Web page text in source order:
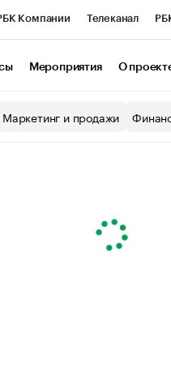
Компании Телеканал
Экономика Бизнес
Мероприятия О
Маркетинг и продажи